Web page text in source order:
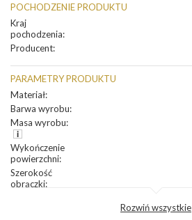
POCHODZENIE PRODUKTU
Kraj
pochodzenia:
Producent:
PARAMETRY PRODUKTU
Materiał:
Barwa wyrobu:
Masa wyrobu:
Wykończenie
powierzchni:
Szerokość
obrączki:
Rozwiń wszystkie